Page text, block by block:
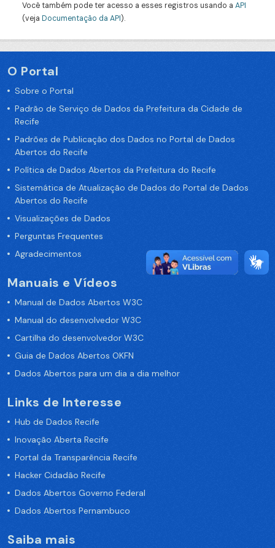
Você também pode ter acesso a esses registros usando a API
(veja Documentação da API).
O Portal
Sobre o Portal
Padrão de Serviço de Dados da Prefeitura da Cidade de
Recife
Padrões de Publicação dos Dados no Portal de Dados
Abertos do Recife
Política de Dados Abertos da Prefeitura do Recife
Sistemática de Atualização de Dados do Portal de Dados
Abertos do Recife
Visualizações de Dados
Perguntas Frequentes
Agradecimentos
Manuais e Vídeos
Manual de Dados Abertos W3C
Manual do desenvolvedor W3C
Cartilha do desenvolvedor W3C
Guia de Dados Abertos OKFN
Dados Abertos para um dia a dia melhor
Links de Interesse
Hub de Dados Recife
Inovação Aberta Recife
Portal da Transparência Recife
Hacker Cidadão Recife
Dados Abertos Governo Federal
Dados Abertos Pernambuco
Saiba mais